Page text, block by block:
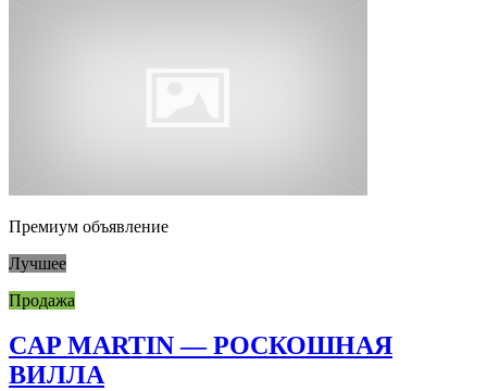
Премиум объявление
Лучшее
Продажа
CAP MARTIN — РОСКОШНАЯ
ВИЛЛА